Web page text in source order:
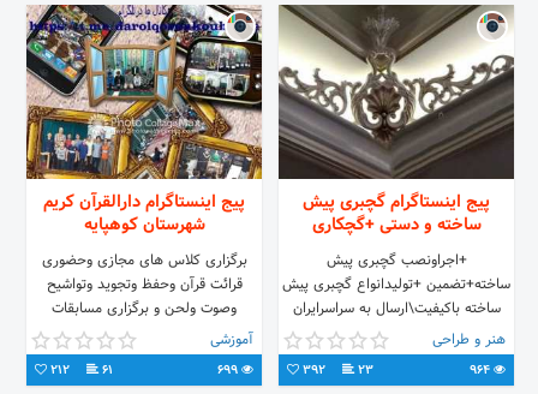
پیج اینستاگرام گچبری پیش
ساخته و دستی +گچکاری
+اجراونصب گچبری پیش
ساخته+تضمین +تولیدانواع گچبری پیش
ساخته باکیفیت\ارسال به سراسرایران
+پیچ اول ما؛
@gachbori.newclasssicc
★09944239866★★09127936466★
هنر و طراحی
23
392
پیج اینستاگرام دارالقرآن کریم
شهرستان کوهپایه
برگزاری کلاس های مجازی وحضوری
قرائت قرآن وحفظ وتجوید وتواشیح
وصوت ولحن و برگزاری مسابقات
فرهنگی و قرآنی
آموزشی
61
212